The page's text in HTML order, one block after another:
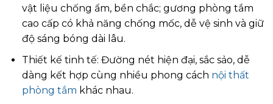
vật liệu chống ẩm, bền chắc; gương phòng tắm
cao cấp có khả năng chống mốc, dễ vệ sinh và giữ
độ sáng bóng dài lâu.
Thiết kế tinh tế: Đường nét hiện đại, sắc sảo, dễ
dàng kết hợp cùng nhiều phong cách nội thất
phòng tắm khác nhau.